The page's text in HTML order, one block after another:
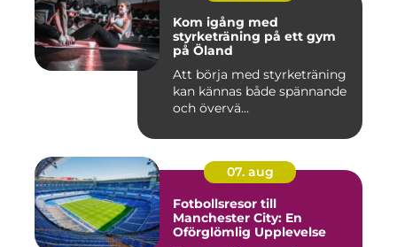
Kom igång med
styrketräning på ett gym
på Öland
Att börja med styrketräning
kan kännas både spännande
och övervä...
07. aug
Fotbollsresor till
Manchester City: En
Oförglömlig Upplevelse